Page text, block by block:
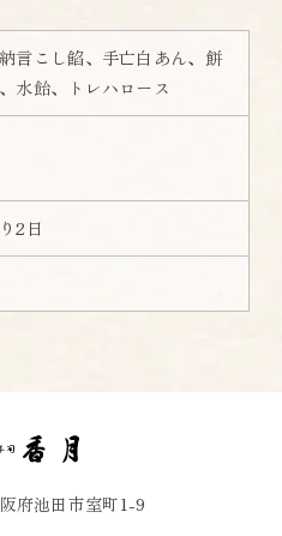
言こし餡、手亡白あん、餅
水飴、トレハロース
2日
府池田市室町1-9